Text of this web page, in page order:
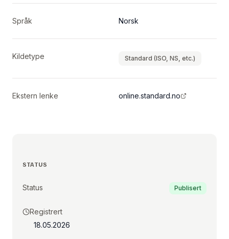
Språk Norsk
Kildetype Standard (ISO, NS, etc.)
Ekstern lenke online.standard.no
STATUS
Status Publisert
Registrert
18.05.2026